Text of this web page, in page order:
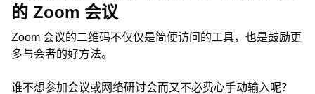
的 Zoom 会议
Zoom 会议的二维码不仅仅是简便访问的工具，也是鼓励更
多与会者的好方法。
谁不想参加会议或网络研讨会而又不必费心手动输入呢？